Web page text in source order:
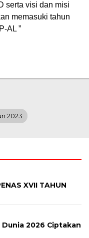
serta visi dan misi
memasuki tahun
AL ”
2023
XVII TAHUN
2026 Ciptakan